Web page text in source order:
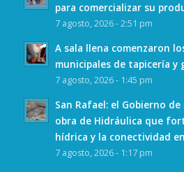
para comercializar su
7 agosto, 2026 - 2:51 pm
A sala llena comenzaron
municipales de tapicería y
7 agosto, 2026 - 1:45 pm
San Rafael: el Gobierno
obra de Hidráulica que
hídrica y la conectividad
7 agosto, 2026 - 1:17 pm